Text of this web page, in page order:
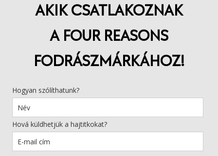
AKIK CSATLAKOZNAK
A FOUR REASONS
FODRÁSZMÁRKÁHOZ!
Hogyan szólíthatunk?
Hová küldhetjük a hajtitkokat?